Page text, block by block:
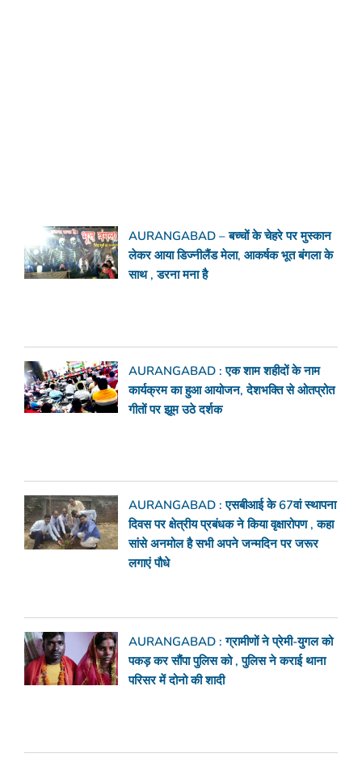
AURANGABAD – बच्चों के चेहरे पर मुस्कान
लेकर आया डिज्नीलैंड मेला, आकर्षक भूत बंगला के
साथ , डरना मना है
AURANGABAD : एक शाम शहीदों के नाम
कार्यक्रम का हुआ आयोजन, देशभक्ति से ओतप्रोत
गीतों पर झूम उठे दर्शक
AURANGABAD : एसबीआई के 67वां स्थापना
दिवस पर क्षेत्रीय प्रबंधक ने किया वृक्षारोपण , कहा
सांसे अनमोल है सभी अपने जन्मदिन पर जरूर
लगाएं पौधे
AURANGABAD : ग्रामीणों ने प्रेमी-युगल को
पकड़ कर सौंपा पुलिस को , पुलिस ने कराई थाना
परिसर में दोनो की शादी